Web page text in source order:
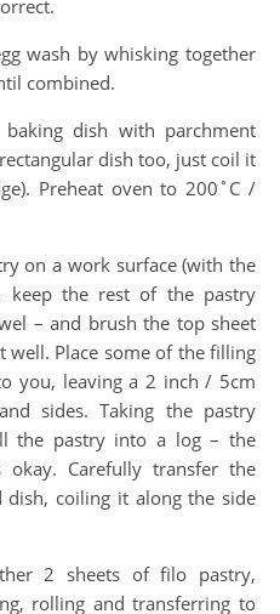
wash by whisking together
combined.
dish with parchment
dish too, just coil it
Preheat oven to 200˚C /
on a work surface (with the
keep the rest of the pastry
– and brush the top sheet
well. Place some of the filling
you, leaving a 2 inch / 5cm
sides. Taking the pastry
the pastry into a log – the
Carefully transfer the
coiling it along the side
2 sheets of filo pastry,
rolling and transferring to